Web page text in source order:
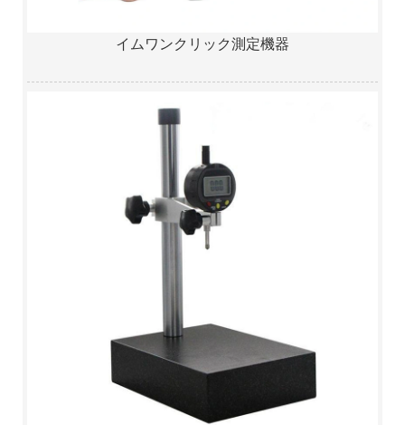
イムワンクリック測定機器